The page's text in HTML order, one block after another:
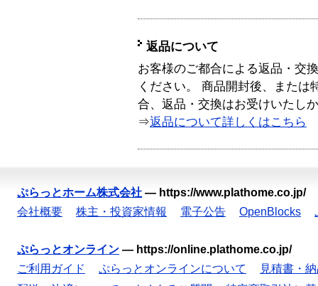
返品について
お客様のご都合による返品・交
ください。 商品開封後、または
合、返品・交換はお受けいたし
⇒返品について詳しくはこちら
ぷらっとホーム株式会社 — https://www.plathome.co.jp/
会社概要
株主・投資家情報 電子公告 OpenBlocks
ぷらっとオンライン — https://online.plathome.co.jp/
ご利用ガイド
ぷらっとオンラインについて
見積書・